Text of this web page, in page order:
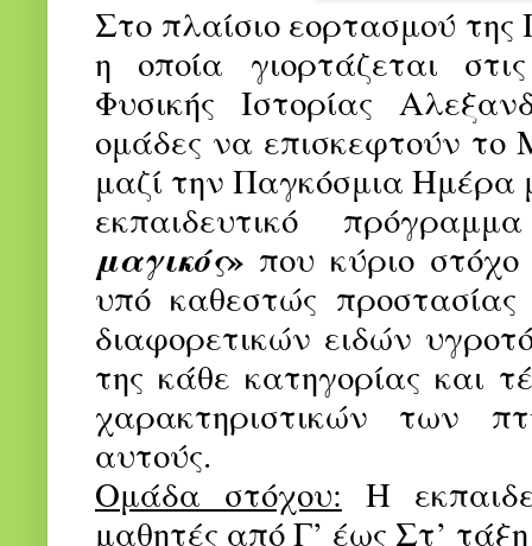
Στο πλαίσιο εορτασμού
η οποία γιορτάζεται
Φυσικής Ιστορίας
ομάδες να επισκεφτούν το
μαζί την Παγκόσμια Ημέρα
εκπαιδευτικό
μαγικός» που κύριο
υπό καθεστώς
διαφορετικών ειδών
της κάθε κατηγορίας και
χαρακτηριστικών των
αυτούς.
Ομάδα στόχου: Η
μαθητές από Γ’ έως Στ’